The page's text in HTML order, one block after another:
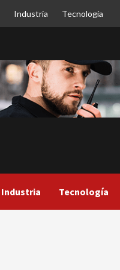
Industria Tecnología
Industria Tecnología